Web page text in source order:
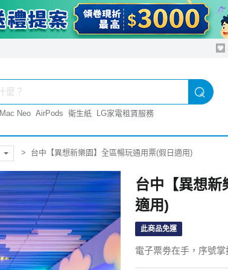
Mac Neo AirPods 衛生紙 LG家電租賃服務
台中【異想新樂園】全區暢玩通用票(假日適用)
台中【異想新
適用)
此商品免運
電子票劵在手，序號掌